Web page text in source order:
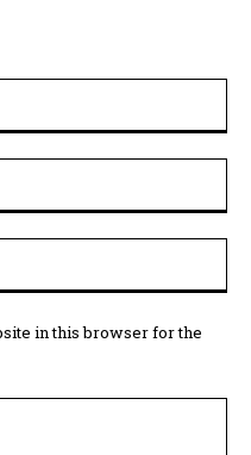
in this browser for the